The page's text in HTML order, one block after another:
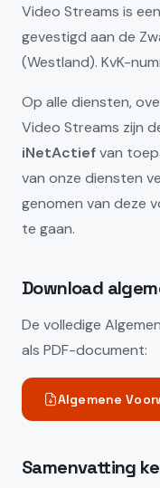
Video Streams is
gevestigd aan de
(Westland). KvK-
Op alle diensten,
Video Streams zijn
iNetActiefvan
van onze diensten
genomen van deze
te gaan.
Download
De volledige
als PDF-document:
Algemene
Samenvatting